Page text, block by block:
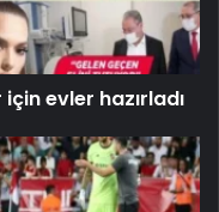
evler hazırladı